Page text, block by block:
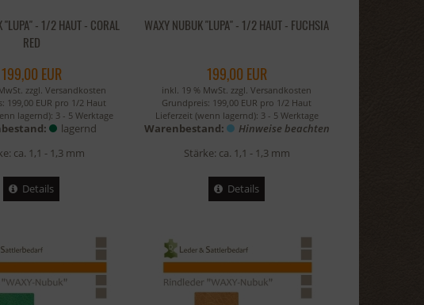
"LUPA" - 1/2 HAUT - CORAL
RED
199,00 EUR
zzgl.Versandkosten
199,00 EUR pro 1/2 Haut
lagernd): 3 - 5 Werktage
lagernd
ca. 1,1 - 1,3 mm
Details
WAXY NUBUK "LUPA" - 1/2 HAUT - FUCHSIA
199,00 EUR
inkl. 19 % MwSt. zzgl.Versandkosten
Grundpreis: 199,00 EUR pro 1/2 Haut
Lieferzeit (wenn lagernd): 3 - 5 Werktage
Warenbestand:
Hinweise beachten
Stärke: ca. 1,1 - 1,3 mm
Details